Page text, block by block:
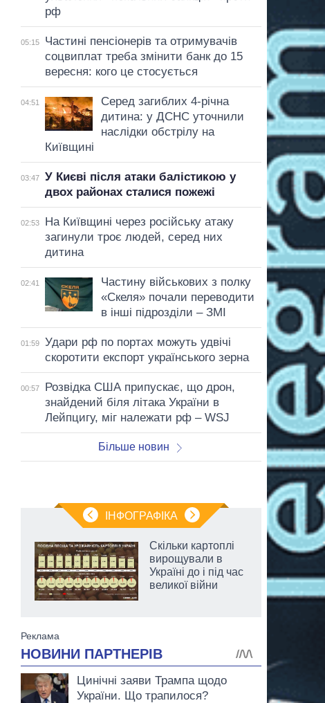
рф
05:15
Частині пенсіонерів та отримувачів
соцвиплат треба змінити банк до 15
вересня: кого це стосується
04:51
Серед загиблих 4-річна
дитина: у ДСНС уточнили
наслідки обстрілу на
Київщині
03:47
У Києві після атаки балістикою у
двох районах сталися пожежі
02:53
На Київщині через російську атаку
загинули троє людей, серед них
дитина
02:41
Частину військових з полку
«Скеля» почали переводити
в інші підрозділи – ЗМІ
01:59
Удари рф по портах можуть удвічі
скоротити експорт українського зерна
00:57
Розвідка США припускає, що дрон,
знайдений біля літака України в
Лейпцигу, міг належати рф – WSJ
Більше новин
ІНФОГРАФІКА
Скільки картоплі
вирощували в
Україні до і під час
великої війни